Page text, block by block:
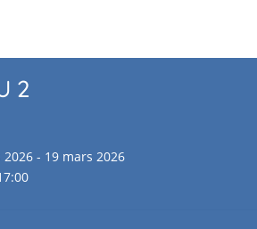
2
2026 - 19 mars 2026